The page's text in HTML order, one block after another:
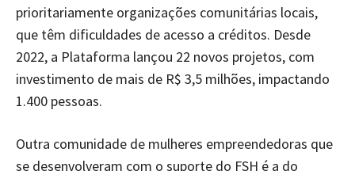
prioritariamente organizações comunitárias locais,
que têm dificuldades de acesso a créditos. Desde
2022, a Plataforma lançou 22 novos projetos, com
investimento de mais de R$ 3,5 milhões, impactando
1.400 pessoas.
Outra comunidade de mulheres empreendedoras que
se desenvolveram com o suporte do FSH é a do